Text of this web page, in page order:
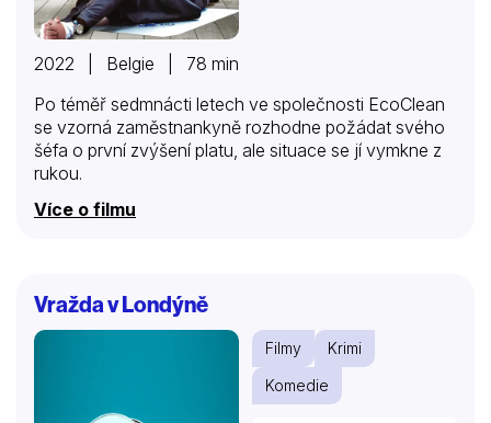
2022 | Belgie | 78 min
Po téměř sedmnácti letech ve společnosti EcoClean
se vzorná zaměstnankyně rozhodne požádat svého
šéfa o první zvýšení platu, ale situace se jí vymkne z
rukou.
Více o filmu
Vražda v Londýně
Filmy
Krimi
Komedie